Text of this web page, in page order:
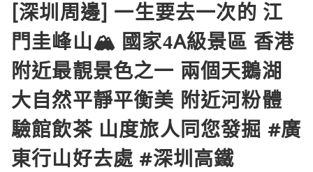
[深圳周邊] 一生要去一次的 江
門圭峰山🏔️ 國家4A級景區 香港
附近最靚景色之一 兩個天鵝湖
大自然平靜平衡美 附近河粉體
驗館飲茶 山度旅人同您發掘 #廣
東行山好去處 #深圳高鐵